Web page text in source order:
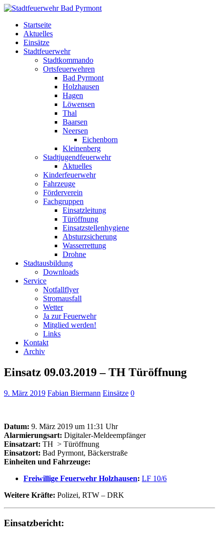
Startseite
Aktuelles
Einsätze
Stadtfeuerwehr
Stadtkommando
Ortsfeuerwehren
Bad Pyrmont
Holzhausen
Hagen
Löwensen
Thal
Baarsen
Neersen
Eichenborn
Kleinenberg
Stadtjugendfeuerwehr
Aktuelles
Kinderfeuerwehr
Fahrzeuge
Förderverein
Fachgruppen
Einsatzleitung
Türöffnung
Einsatzstellenhygiene
Absturzsicherung
Wasserrettung
Drohne
Stadtausbildung
Downloads
Service
Notfallflyer
Stromausfall
Wetter
Ja zur Feuerwehr
Mitglied werden!
Links
Kontakt
Archiv
Einsatz 09.03.2019 – TH Türöffnung
9. März 2019 Fabian Biermann Einsätze 0
Datum: 9. März 2019 um 11:31 Uhr
Alarmierungsart: Digitaler-Meldeempfänger
Einsatzart: TH > Türöffnung
Einsatzort: Bad Pyrmont, Bäckerstraße
Einheiten und Fahrzeuge:
Freiwillige Feuerwehr Holzhausen: LF 10/6
Weitere Kräfte: Polizei, RTW – DRK
Einsatzbericht: